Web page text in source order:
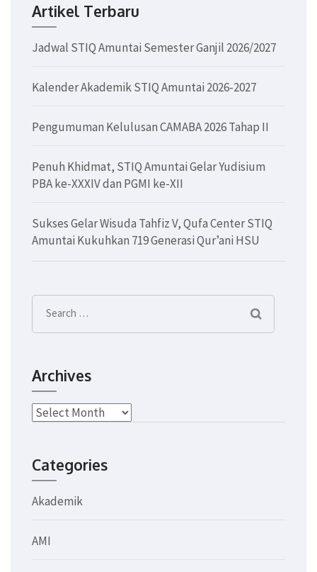
Artikel Terbaru
Jadwal STIQ Amuntai Semester Ganjil 2026/2027
Kalender Akademik STIQ Amuntai 2026-2027
Pengumuman Kelulusan CAMABA 2026 Tahap II
Penuh Khidmat, STIQ Amuntai Gelar Yudisium
PBA ke-XXXIV dan PGMI ke-XII
Sukses Gelar Wisuda Tahfiz V, Qufa Center STIQ
Amuntai Kukuhkan 719 Generasi Qur’ani HSU
Search
for:
Archives
Archives
Categories
Akademik
AMI